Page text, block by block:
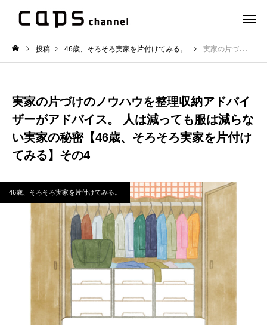
投稿 46歳、そろそろ実家を片付けてみる。 実家の片づけのノウハウを整理収納アドバイザーがアドバイス。 人は減っても服は減らない実家の秘密【46歳、そろそろ実家を片付けてみる】その4
実家の片づけのノウハウを整理収納アドバイ
ザーがアドバイス。 人は減っても服は減らな
い実家の秘密【46歳、そろそろ実家を片付け
てみる】その4
46歳、そろそろ実家を片付けてみる。